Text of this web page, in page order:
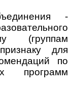
-
(группам
для
по
программ